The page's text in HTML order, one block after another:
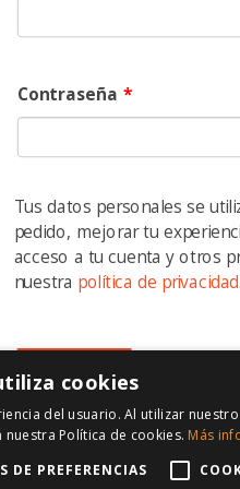
Contraseña *
Tus datos personales se
pedido, mejorar tu
acceso a tu cuenta y otros
nuestra política de privacidad.
41400
635 38
635 38
cookies
del usuario. Al utilizar
Política de cookies. Más
DE PREFERENCIAS